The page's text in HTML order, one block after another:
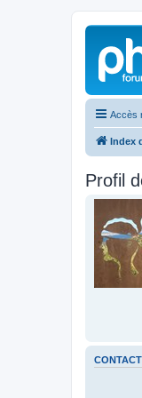
Accès
Index
Profil